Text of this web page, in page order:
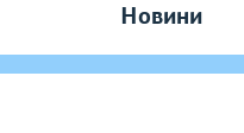
Новини